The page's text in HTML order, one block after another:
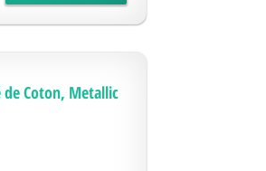
de Coton, Metallic